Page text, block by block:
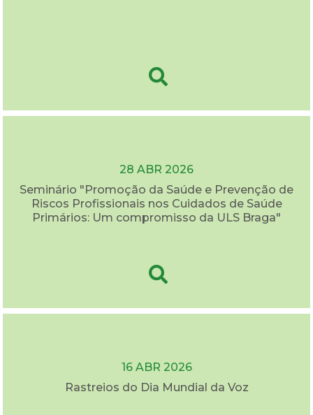
28 ABR 2026
Seminário "Promoção da Saúde e Prevenção de
Riscos Profissionais nos Cuidados de Saúde
Primários: Um compromisso da ULS Braga"
16 ABR 2026
Rastreios do Dia Mundial da Voz